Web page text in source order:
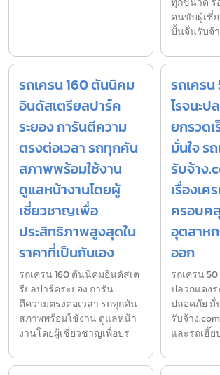
คนขับผู้เชี่
ปั้นจั่นรับจ้
รถเครน 160 ตันนิคม
อินดัสเตรียลปาร์ค
ระยอง การันตีความ
ตรงต่อเวลา รถทุกคัน
สภาพพร้อมใช้งาน
ดูแลหน้างานโดยผู้
เชี่ยวชาญเพื่อ
ประสิทธิภาพสูงสุดใน
ราคาที่เป็นกันเอง
รถเครน 160 ตันนิคมอินดัสเต
รียลปาร์คระยอง การัน
ตีความตรงต่อเวลา รถทุกคัน
สภาพพร้อมใช้งาน ดูแลหน้า
งานโดยผู้เชี่ยวชาญเพื่อปร
รถเคร
โรจนะป
ยกรวด
มั่นใจ ร
รับจ้าง
เรื่องเค
ครอบค
อุตสาห
ออก
รถเครน
ปลวกแดงร
ปลอดภัย มั่
รับจ้าง
และรถเฮี๊